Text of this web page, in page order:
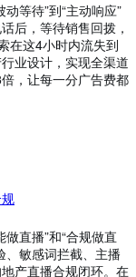
等待”到“主动响应”
后，等待销售回拨，
在这4小时内流失到
业设计，实现全渠道
，让每一分广告费都
直播”和“合规做直
、敏感词拦截、主播
产直播合规闭环。在